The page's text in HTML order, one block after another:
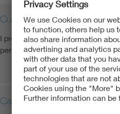
Cucine e forni
I prodotti elettrici immessi sul
pertinenti in materia di
Cappe aspiranti